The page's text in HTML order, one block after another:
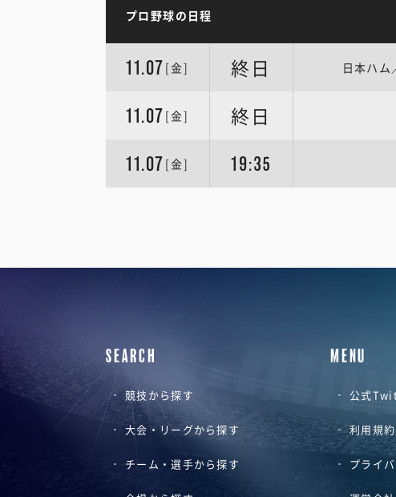
プロ野球の日程
11.07 [金] 終日 日本ハ
11.07 [金] 終日
11.07 [金] 19:35
SEARCH
競技から探す
大会・リーグから探す
チーム・選手から探す
MENU
公式
利用規約
プライ